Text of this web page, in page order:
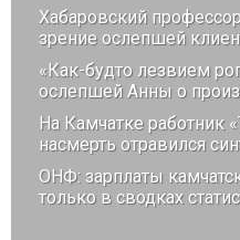
Хабаровский
зрение ослепшей
«Как-будто лезвием
ослепшей Анны о
На Камчатке работник
насмерть отравился
ОНФ: зарплаты
только в сводках